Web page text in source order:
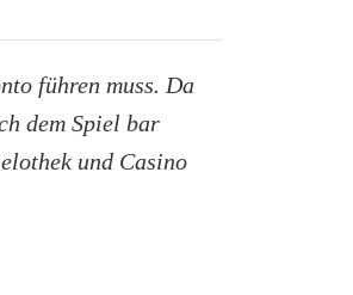
führen muss. Da
dem Spiel bar
und Casino